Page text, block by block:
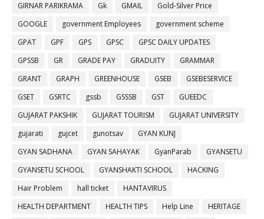
GIRNAR PARIKRAMA
Gk GMAIL
Gold-Silver Price
GOOGLE
government Employees
government scheme
GPAT
GPF GPS GPSC
GPSC DAILY UPDATES
GPSSB
GR GRADE PAY GRADUITY
GRAMMAR
GRANT
GRAPH GREENHOUSE GSEB
GSEBESERVICE
GSET
GSRTC gssb GSSSB GST
GUEEDC
GUJARAT PAKSHIK
GUJARAT TOURISM
GUJARAT UNIVERSITY
gujarati
gujcet gunotsav
GYAN KUNJ
GYAN SADHANA
GYAN SAHAYAK GyanParab
GYANSETU
GYANSETU SCHOOL
GYANSHAKTI SCHOOL
HACKING
Hair Problem
hall ticket
HANTAVIRUS
HEALTH DEPARTMENT
HEALTH TIPS Help Line
HERITAGE